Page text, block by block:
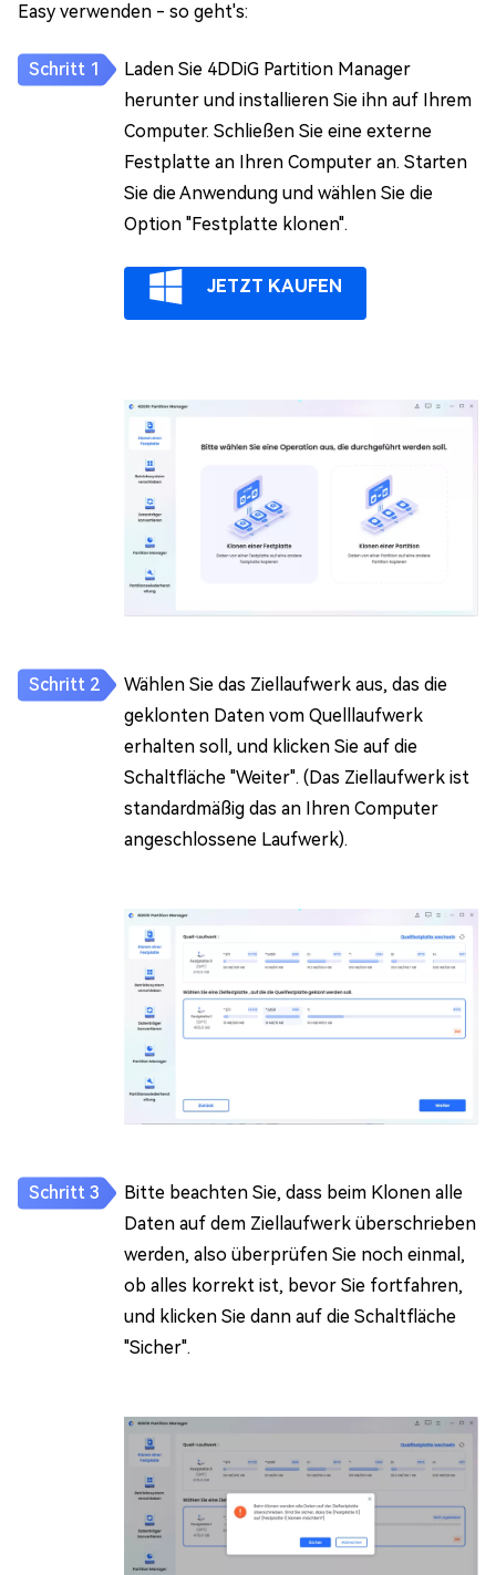
Easy verwenden - so geht's:
Laden Sie 4DDiG Partition Manager
herunter und installieren Sie ihn auf Ihrem
Computer. Schließen Sie eine externe
Festplatte an Ihren Computer an. Starten
Sie die Anwendung und wählen Sie die
Option "Festplatte klonen".
JETZT KAUFEN
Wählen Sie das Ziellaufwerk aus, das die
geklonten Daten vom Quelllaufwerk
erhalten soll, und klicken Sie auf die
Schaltfläche "Weiter". (Das Ziellaufwerk ist
standardmäßig das an Ihren Computer
angeschlossene Laufwerk).
Bitte beachten Sie, dass beim Klonen alle
Daten auf dem Ziellaufwerk überschrieben
werden, also überprüfen Sie noch einmal,
ob alles korrekt ist, bevor Sie fortfahren,
und klicken Sie dann auf die Schaltfläche
"Sicher".